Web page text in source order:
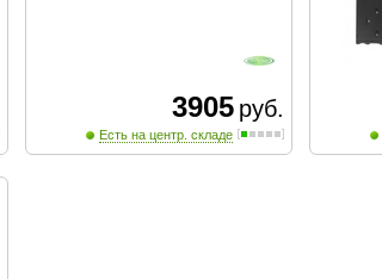
3905 руб.
Есть на центр. складе